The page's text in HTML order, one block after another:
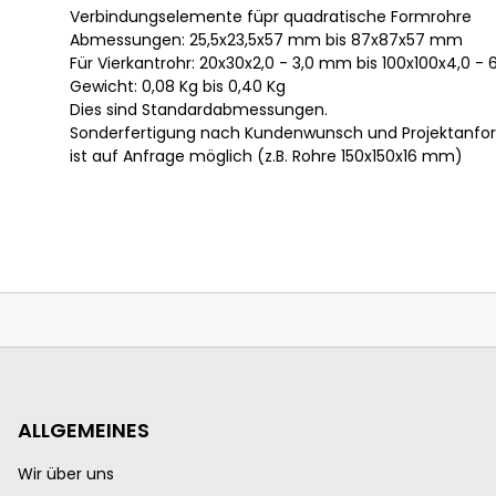
Verbindungselemente füpr quadratische Formrohre
Abmessungen: 25,5x23,5x57 mm bis 87x87x57 mm
Für Vierkantrohr: 20x30x2,0 - 3,0 mm bis 100x100x4,0 -
Gewicht: 0,08 Kg bis 0,40 Kg
Dies sind Standardabmessungen.
Sonderfertigung nach Kundenwunsch und
ist auf Anfrage möglich (z.B. Rohre 150x150x16 mm)
ALLGEMEINES
Wir über uns